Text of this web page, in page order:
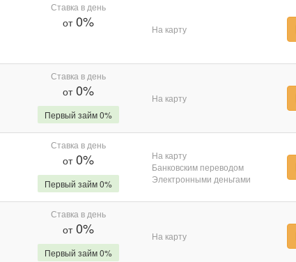
Ставка в день
от0% На карту
Ставка в день
от0%
Первый займ 0%
На карту
Ставка в день
от0%
Первый займ 0%
На карту
Банковским переводом
Электронными деньгами
Ставка в день
от0%
Первый займ 0%
На карту